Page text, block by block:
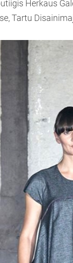
Herkaus
Tartu